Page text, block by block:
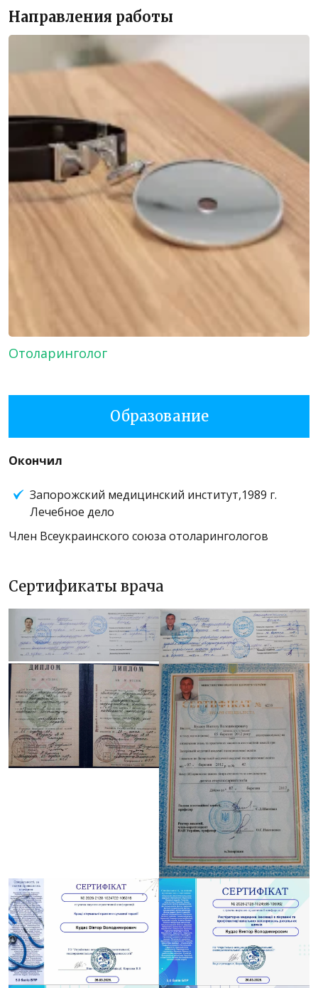
Направления работы
Отоларинголог
Образование
Окончил
Запорожский медицинский институт,1989 г.
Лечебное дело
Член Всеукраинского союза отоларингологов
Сертификаты врача